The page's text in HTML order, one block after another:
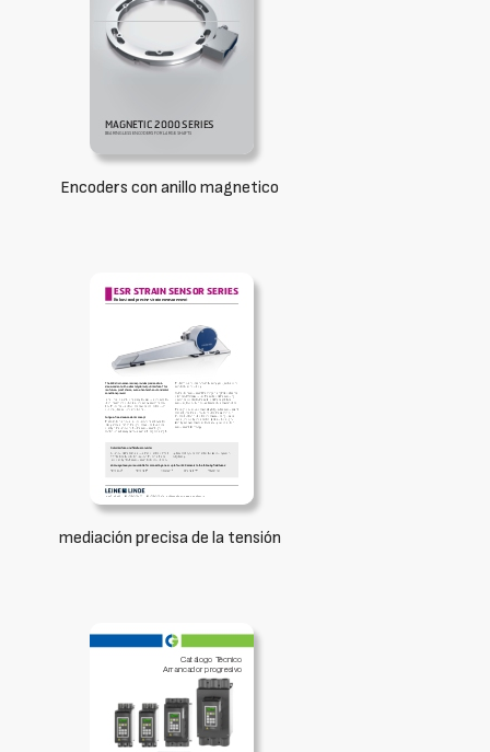
Encoders con anillo magnetico
mediación precisa de la tensión